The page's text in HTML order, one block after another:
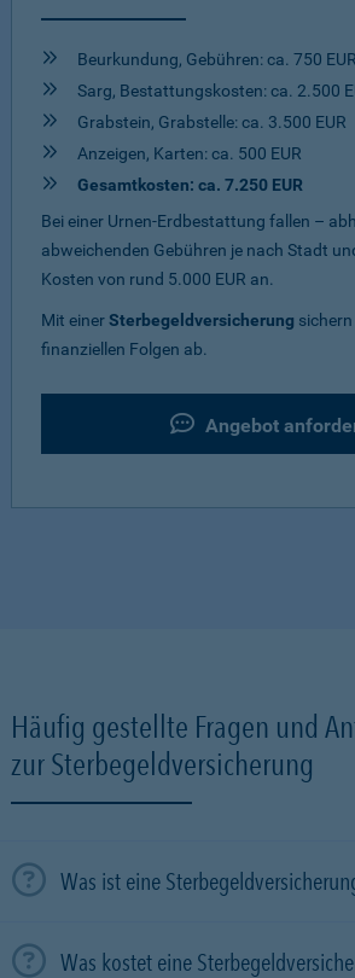
Beurkundung, Gebühren: ca. 750 EUR
Sarg, Bestattungskosten: ca. 2.500
Grabstein, Grabstelle: ca. 3.500 EUR
Anzeigen, Karten: ca. 500 EUR
Gesamtkosten: ca. 7.250 EUR
Bei einer Urnen-Erdbestattung fallen –
abweichenden Gebühren je nach Stadt
Kosten von rund 5.000 EUR an.
Mit einerSterbegeldversicherung
finanziellen Folgen ab.
Angebot
Häufig gestellte Fragen und
zur Sterbegeldversicherung
Was ist eine
Was kostet eine